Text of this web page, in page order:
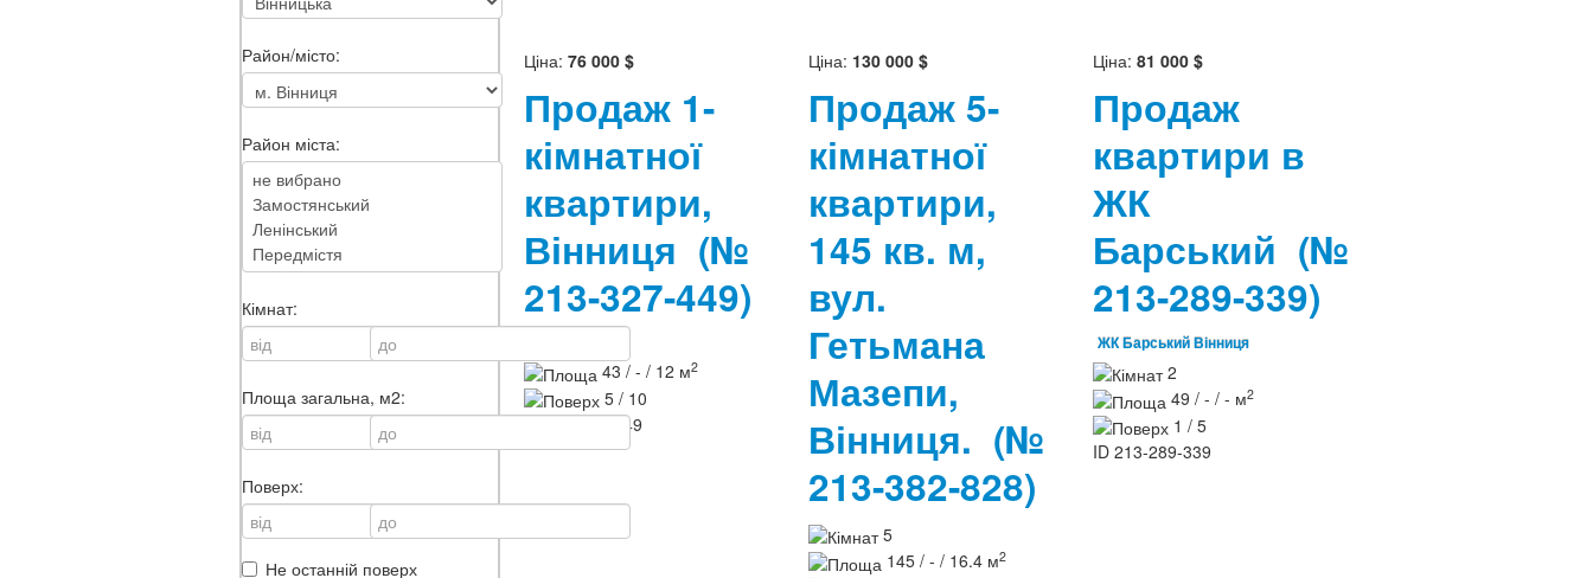
Район/місто:
Район міста:
Кімнат:
Площа загальна, м2:
Поверх:
Не останній поверх
Ціна: 76 000 $
Продаж 1-
кімнатної
квартири,
Вінниця (№
213-327-449)
43 / - / 12 м2
5 / 10
ID213-327-449
Ціна: 130 000 $
Продаж 5-
кімнатної
квартири,
145 кв. м,
вул.
Гетьмана
Мазепи,
Вінниця. (№
213-382-828)
5
145 / - / 16.4 м2
Ціна: 81 000 $
Продаж
квартири в
ЖК
Барський (№
213-289-339)
ЖК Барський Вінниця
2
49 / - / - м2
1 / 5
ID 213-289-339